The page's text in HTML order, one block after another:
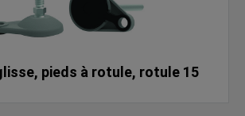
pieds à rotule, rotule 15